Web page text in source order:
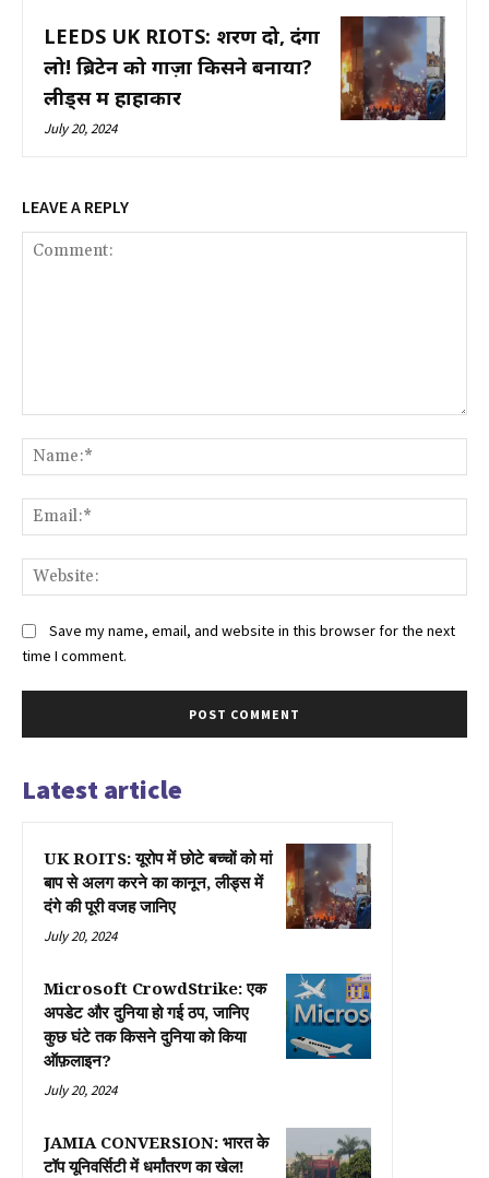
LEEDS UK RIOTS: शरण दो, दंगा
लो! ब्रिटेन को गाज़ा किसने बनाया?
लीड्स में हाहाकार
July 20, 2024
LEAVE A REPLY
Save my name, email, and website in this browser for the next
time I comment.
Latest article
UK ROITS: यूरोप में छोटे बच्चों को मां
बाप से अलग करने का कानून, लीड्स में
दंगे की पूरी वजह जानिए
July 20, 2024
Microsoft CrowdStrike: एक
अपडेट और दुनिया हो गई ठप, जानिए
कुछ घंटे तक किसने दुनिया को किया
ऑफ़लाइन?
July 20, 2024
JAMIA CONVERSION: भारत के
टॉप यूनिवर्सिटी में धर्मांतरण का खेल!